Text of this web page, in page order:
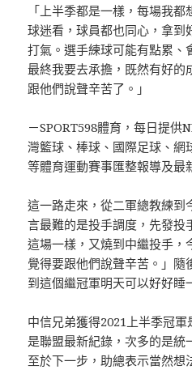
「上半季都是一樣，每場我
球迷看，球員都也同心，拿到
打氣。選手練球可能有點累、
最終我要去承擔，既然有好的
跟他們說聲辛苦了。」
－SPORT598體育，每日提供
灣籃球、棒球、國際足球、網
等體育運動賽事匯整報導及最
這一路走來，從二軍總教練到
言最難的是投手調度，先發投
這場一樣，又燒到中繼投手，
覺得要跟他們說聲辛苦。」隨
到這個繼冠軍明天可以好好睡
中信兄弟獲得2021上半季冠
是聯盟最新紀錄，次多的是統
至於下一步，助總表示當然想